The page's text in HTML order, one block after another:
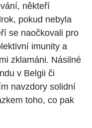
někteří
pokud nebyla
se naočkovali pro
imunity a
zklamáni. Násilné
v Belgii či
navzdory solidní
toho, co pak